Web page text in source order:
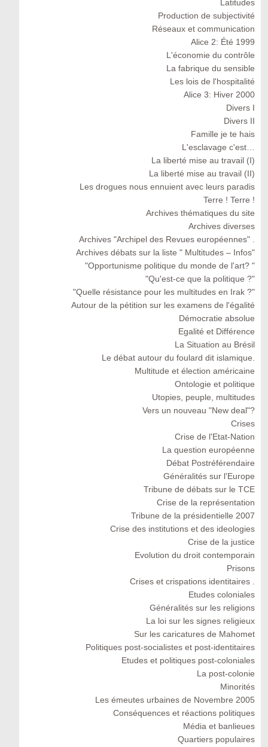
Latitudes
Production de subjectivité
Réseaux et communication
Alice 2: Été 1999
L'économie du contrôle
La fabrique du sensible
Les lois de l'hospitalité
Alice 3: Hiver 2000
Divers I
Divers II
Famille je te hais
L'esclavage c'est…
La liberté mise au travail (I)
La liberté mise au travail (II)
Les drogues nous ennuient avec leurs paradis
Terre ! Terre !
Archives thématiques du site
Archives diverses
Archives "Archipel des Revues européennes" .
Archives débats sur la liste " Multitudes – Infos"
"Opportunisme politique du monde de l'art? "
"Qu'est-ce que la politique ?"
"Quelle résistance pour les multitudes en Irak ?"
Autour de la pétition sur les examens de l'égalité
Démocratie absolue
Egalité et Différence
La Situation au Brésil
Le débat autour du foulard dit islamique.
Multitude et élection américaine
Ontologie et politique
Utopies, peuple, multitudes
Vers un nouveau "New deal"?
Crises
Crise de l'Etat-Nation
La question européenne
Débat Postréférendaire
Généralités sur l'Europe
Tribune de débats sur le TCE
Crise de la représentation
Tribune de la présidentielle 2007
Crise des institutions et des ideologies
Crise de la justice
Evolution du droit contemporain
Prisons
Crises et crispations identitaires .
Etudes coloniales
Généralités sur les religions
La loi sur les signes religieux
Sur les caricatures de Mahomet
Politiques post-socialistes et post-identitaires
Etudes et politiques post-coloniales
La post-colonie
Minorités
Les émeutes urbaines de Novembre 2005
Conséquences et réactions politiques
Média et banlieues
Quartiers populaires